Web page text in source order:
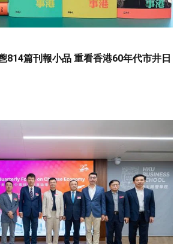
814篇刊報小品 重看香港60年代市井日